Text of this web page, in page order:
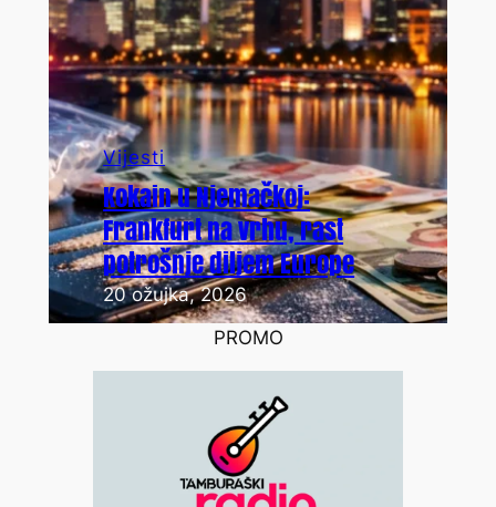
Vijesti
Kokain u Njemačkoj:
Frankfurt na vrhu, rast
potrošnje diljem Europe
20 ožujka, 2026
PROMO